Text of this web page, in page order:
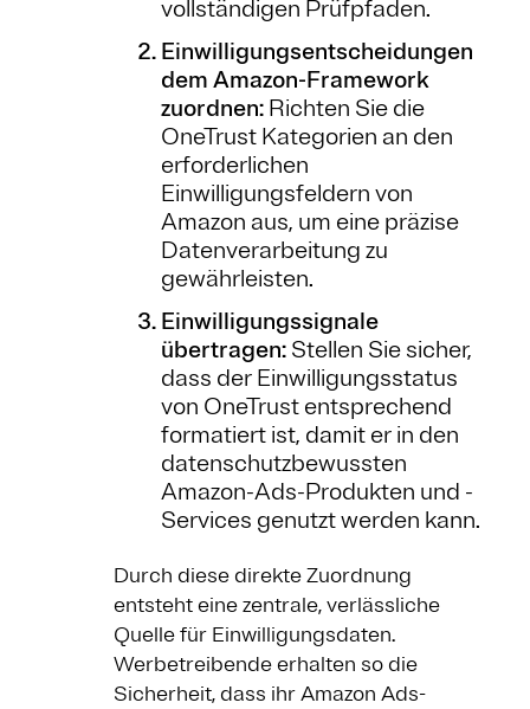
vollständigen Prüfpfaden.
Einwilligungsentscheidungen
dem Amazon-Framework
zuordnen: Richten Sie die
OneTrust Kategorien an den
erforderlichen
Einwilligungsfeldern von
Amazon aus, um eine präzise
Datenverarbeitung zu
gewährleisten.
Einwilligungssignale
übertragen: Stellen Sie sicher,
dass der Einwilligungsstatus
von OneTrust entsprechend
formatiert ist, damit er in den
datenschutzbewussten
Amazon-Ads-Produkten und -
Services genutzt werden kann.
Durch diese direkte Zuordnung
entsteht eine zentrale, verlässliche
Quelle für Einwilligungsdaten.
Werbetreibende erhalten so die
Sicherheit, dass ihr Amazon Ads-